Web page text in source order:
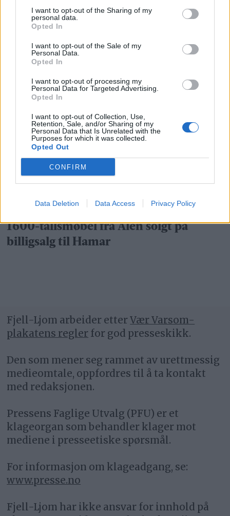
I want to opt-out of the Sharing of my
personal data.
Opted In
I want to opt-out of the Sale of my
Personal Data.
Opted In
I want to opt-out of processing my
Personal Data for Targeted Advertising.
Opted In
I want to opt-out of Collection, Use,
Retention, Sale, and/or Sharing of my
Personal Data that Is Unrelated with the
Purposes for which it was collected.
Opted Out
CONFIRM
Data Deletion Data Access Privacy Policy
1600-tallsmøbel fra Ålen solgt på
billigsalg til Hamar
1600-tallsmøbel fra Ålen solgt på
billigsalg til Hamar
Fjell-Ljom arbeider etterVær Varsom-
plakatens regler for god presseskikk.
Den som mener seg rammet av urettmessig
medieomtale, oppfordres til å ta kontakt
med redaksjonen.
Pressens Faglige Utvalg (PFU) er et
klageorgan som behandler klager mot
mediene i presseetiske spørsmål.
For informasjon om klageadgang, se:
www.presse.no
Fjell-Ljom har ikke ansvar for innhold på